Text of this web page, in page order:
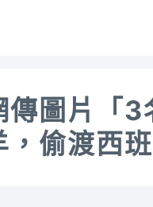
傳圖片「3
，偷渡西